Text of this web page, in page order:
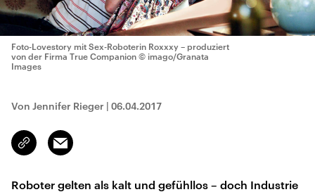
Foto-Lovestory mit Sex-Roboterin Roxxxy – produziert
von der Firma True Companion © imago/Granata
Images
Von Jennifer Rieger | 06.04.2017
Link
kopieren/teilen
Email
Roboter gelten als kalt und gefühllos – doch Industrie